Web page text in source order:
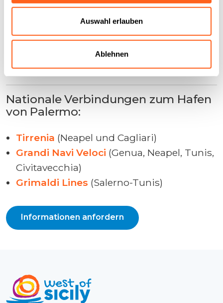
Auswahl erlauben
Ablehnen
Tragflügelboote von/nach Marsala –
Ägadische Inseln (10,63 €, 1 – 1 Std. 30
Min.).
Schnellfähren nach Pantelleria (40,38 €, 2
Std., 1 Abfahrt pro Tag)
Nationale Verbindungen zum Hafen
von Palermo:
Tirrenia (Neapel und Cagliari)
Grandi Navi Veloci (Genua, Neapel, Tunis,
Civitavecchia)
Grimaldi Lines (Salerno-Tunis)
Informationen anfordern